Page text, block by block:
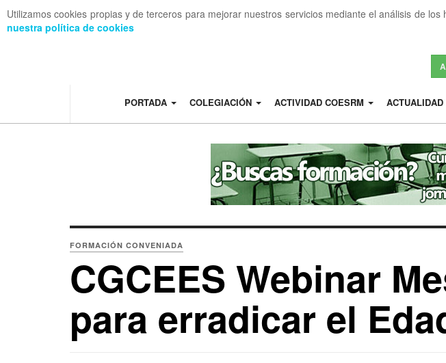
Utilizamos cookies propias y de terceros para mejorar nuestros servicios mediante el análisis de
nuestra política de cookies
PORTADA COLEGIACIÓN ACTIVIDAD COESRM
FORMACIÓN CONVENIADA
CGCEES Webinar
para erradicar el